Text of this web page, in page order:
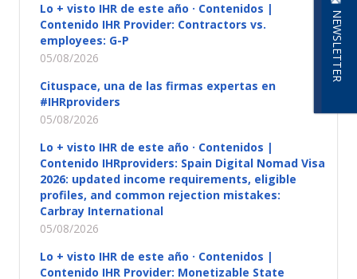
NEWSLETTER
Lo + visto IHR de este año · Contenidos |
Contenido IHR Provider: Contractors vs.
employees: G-P
05/08/2026
Cituspace, una de las firmas expertas en
#IHRproviders
05/08/2026
Lo + visto IHR de este año · Contenidos |
Contenido IHRproviders: Spain Digital Nomad Visa
2026: updated income requirements, eligible
profiles, and common rejection mistakes:
Carbray International
05/08/2026
Lo + visto IHR de este año · Contenidos |
Contenido IHR Provider: Monetizable State